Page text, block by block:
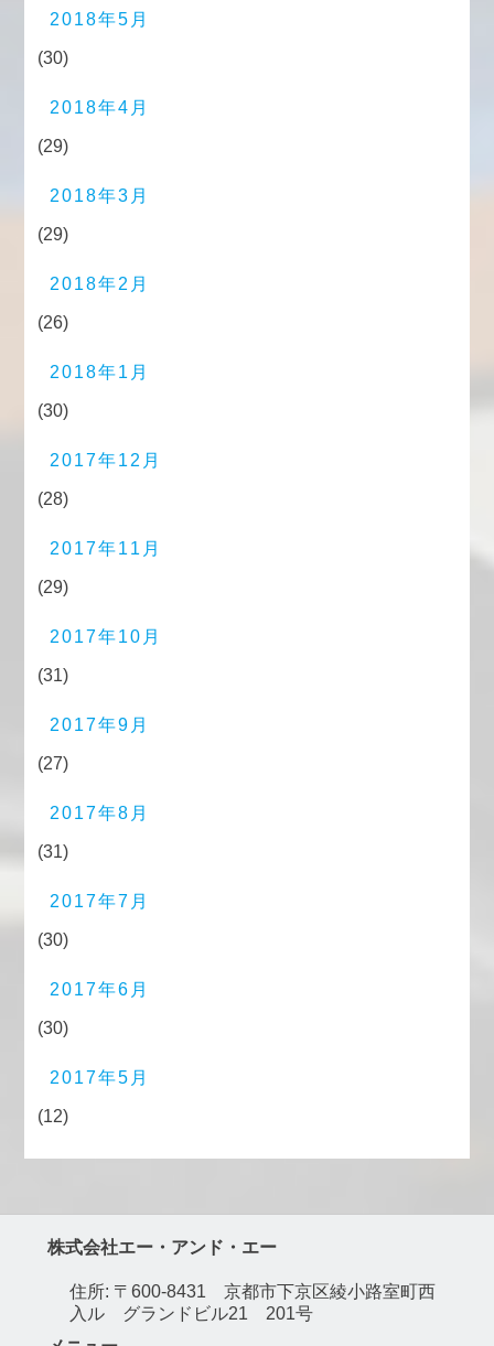
2018年5月
(30)
2018年4月
(29)
2018年3月
(29)
2018年2月
(26)
2018年1月
(30)
2017年12月
(28)
2017年11月
(29)
2017年10月
(31)
2017年9月
(27)
2017年8月
(31)
2017年7月
(30)
2017年6月
(30)
2017年5月
(12)
株式会社エー・アンド・エー
住所: 〒600-8431 京都市下京区綾小路室町西
入ル グランドビル21 201号